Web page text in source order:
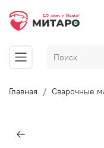
Главная Сварочные